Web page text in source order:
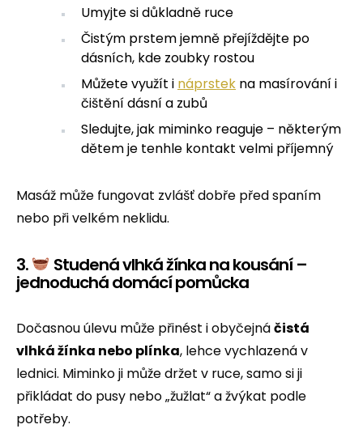
Umyjte si důkladně ruce
Čistým prstem jemně přejíždějte po
dásních, kde zoubky rostou
Můžete využít i náprstek na masírování i
čištění dásní a zubů
Sledujte, jak miminko reaguje – některým
dětem je tenhle kontakt velmi příjemný
Masáž může fungovat zvlášť dobře před spaním
nebo při velkém neklidu.
3. Studená vlhká žínka na kousání –
jednoduchá domácí pomůcka
Dočasnou úlevu může přinést i obyčejnáčistá
vlhká žínka nebo plínka, lehce vychlazená v
lednici. Miminko ji může držet v ruce, samo si ji
přikládat do pusy nebo „žužlat“ a žvýkat podle
potřeby.